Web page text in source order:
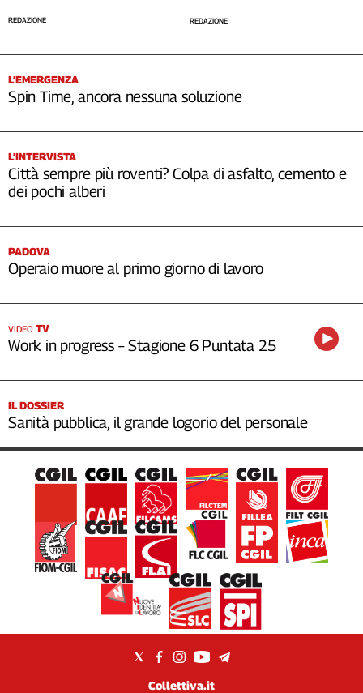
REDAZIONE REDAZIONE
L’EMERGENZA
Spin Time, ancora nessuna soluzione
L’INTERVISTA
Città sempre più roventi? Colpa di asfalto, cemento e
dei pochi alberi
PADOVA
Operaio muore al primo giorno di lavoro
VIDEO TV
Work in progress – Stagione 6 Puntata 25
IL DOSSIER
Sanità pubblica, il grande logorio del personale
Collettiva.it